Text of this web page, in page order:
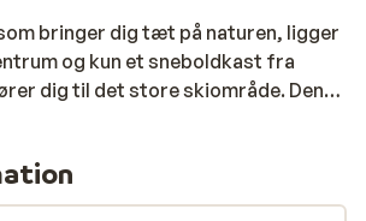
bringer dig tæt på naturen, ligger
og kun et sneboldkast fra
dig til det store skiområde. Den
Pin er dine værter og
med omhu. Det gælder også
Her er der tænkt på alle.